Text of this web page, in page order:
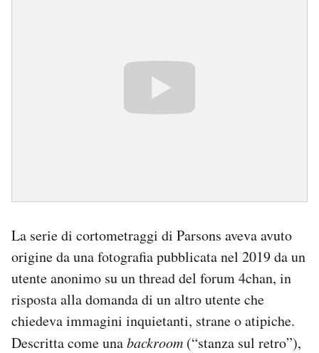
La serie di cortometraggi di Parsons aveva avuto
origine da una fotografia pubblicata nel 2019 da un
utente anonimo su un thread del forum 4chan, in
risposta alla domanda di un altro utente che
chiedeva immagini inquietanti, strane o atipiche.
Descritta come unabackroom (“stanza sul retro”),